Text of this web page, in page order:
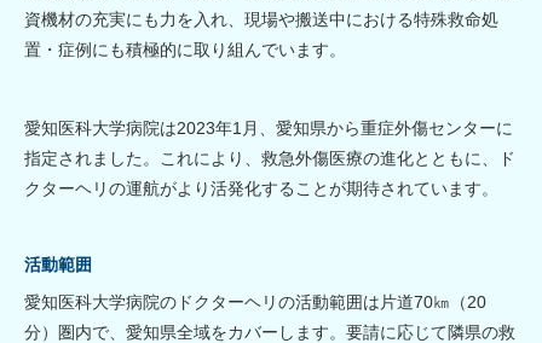
資機材の充実にも力を入れ、現場や搬送中における特殊救命処
置・症例にも積極的に取り組んでいます。
愛知医科大学病院は2023年1月、愛知県から重症外傷センターに
指定されました。これにより、救急外傷医療の進化とともに、ド
クターヘリの運航がより活発化することが期待されています。
活動範囲
愛知医科大学病院のドクターヘリの活動範囲は片道70㎞（20
分）圏内で、愛知県全域をカバーします。要請に応じて隣県の救